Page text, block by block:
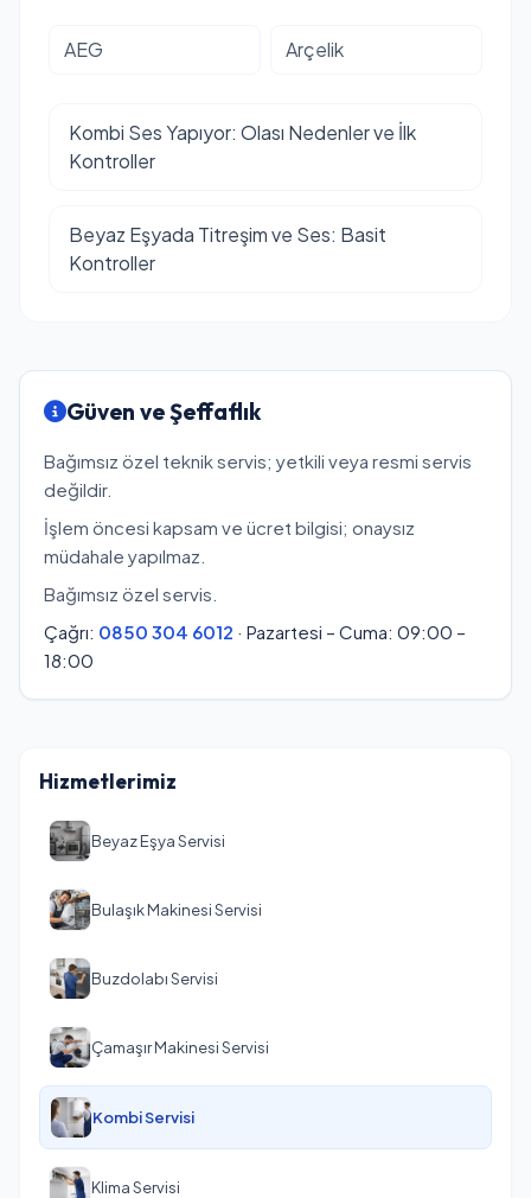
AEG Arçelik
Kombi Ses Yapıyor: Olası Nedenler ve İlk
Kontroller
Beyaz Eşyada Titreşim ve Ses: Basit
Kontroller
Güven ve Şeffaflık
Bağımsız özel teknik servis; yetkili veya resmi servis
değildir.
İşlem öncesi kapsam ve ücret bilgisi; onaysız
müdahale yapılmaz.
Bağımsız özel servis.
Çağrı: 0850 304 6012 · Pazartesi – Cuma: 09:00 –
18:00
Hizmetlerimiz
Beyaz Eşya Servisi
Bulaşık Makinesi Servisi
Buzdolabı Servisi
Çamaşır Makinesi Servisi
Kombi Servisi
Klima Servisi